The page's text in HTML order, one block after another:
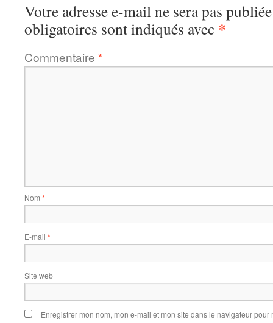
Votre adresse e-mail ne sera pas
obligatoires sont indiqués avec *
Commentaire *
Nom *
E-mail *
Site web
Enregistrer mon nom, mon e-mail et mon site dans le navigateur